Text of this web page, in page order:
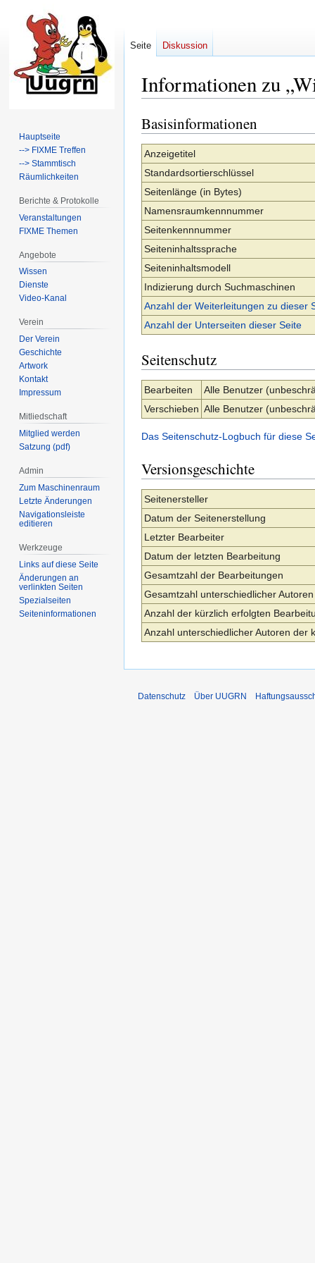
Informationen zu
Zur
Navigation
springen
Zur
Suche
springen
Basisinformationen
Anzeigetitel
Standardsortierschlüssel
Seitenlänge (in Bytes)
Namensraumkennnummer
Seitenkennnummer
Seiteninhaltssprache
Seiteninhaltsmodell
Indizierung durch Suchmaschinen
Anzahl der Weiterleitungen zu dieser
Anzahl der Unterseiten dieser Seite
Seitenschutz
Bearbeiten
Alle Benutzer
Verschieben Alle Benutzer
Das Seitenschutz-Logbuch für diese
Versionsgeschichte
Seitenersteller
Datum der Seitenerstellung
Letzter Bearbeiter
Datum der letzten Bearbeitung
Gesamtzahl der Bearbeitungen
Gesamtzahl unterschiedlicher Autoren
Anzahl der kürzlich erfolgten
Anzahl unterschiedlicher Autoren der
Seite Diskussion
Hauptseite
--> FIXME Treffen
--> Stammtisch
Räumlichkeiten
Berichte & Protokolle
Veranstaltungen
FIXME Themen
Angebote
Wissen
Dienste
Video-Kanal
Verein
Der Verein
Geschichte
Artwork
Kontakt
Impressum
Mitliedschaft
Mitglied werden
Satzung (pdf)
Admin
Zum Maschinenraum
Letzte Änderungen
Navigationsleiste
editieren
Werkzeuge
Links auf diese Seite
Änderungen an
verlinkten Seiten
Spezialseiten
Seiten­­informationen
Datenschutz Über UUGRN